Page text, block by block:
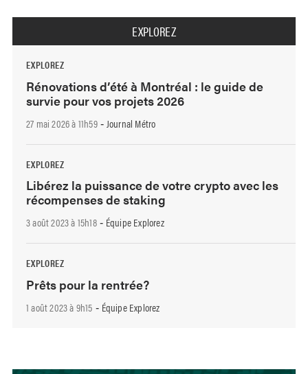
EXPLOREZ
EXPLOREZ
Rénovations d’été à Montréal : le guide de
survie pour vos projets 2026
27 mai 2026 à 11h59- Journal Métro
EXPLOREZ
Libérez la puissance de votre crypto avec les
récompenses de staking
3 août 2023 à 15h18- Équipe Explorez
EXPLOREZ
Prêts pour la rentrée?
1 août 2023 à 9h15 - Équipe Explorez